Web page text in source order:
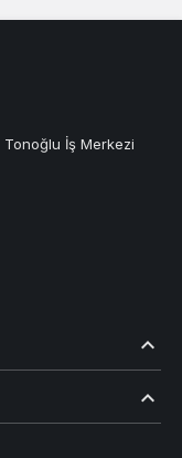
Tonoğlu İş Merkezi